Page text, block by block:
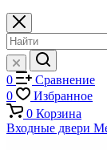
0
Сравнение
0
Избранное
0 Корзина
Входные двери